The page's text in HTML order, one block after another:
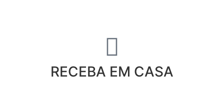
RECEBA EM CASA